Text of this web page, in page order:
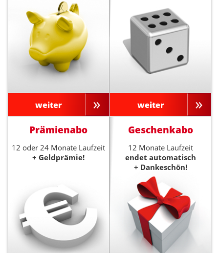
weiter weiter
Prämienabo
12 oder 24 Monate Laufzeit
+ Geldprämie!
Geschenkabo
12 Monate Laufzeit
endet automatisch
+ Dankeschön!